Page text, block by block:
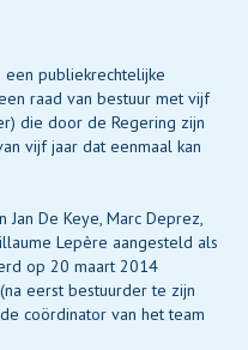
een publiekrechtelijke
raad van bestuur met vijf
die door de Regering zijn
vijf jaar dat eenmaal kan
De Keye, Marc Deprez,
Lepère aangesteld als
op 20 maart 2014
eerst bestuurder te zijn
coördinator van het team